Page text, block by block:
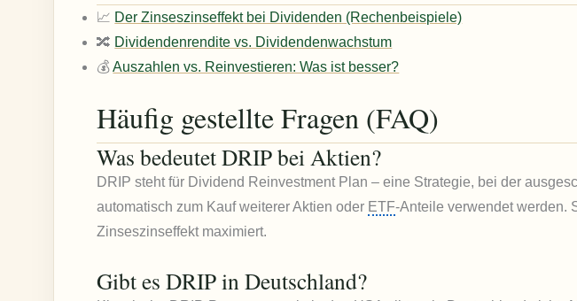
📈 Der Zinseszinseffekt bei Dividenden (Rechenbeispiele)
🔀 Dividendenrendite vs. Dividendenwachstum
💰Auszahlen vs. Reinvestieren: Was ist besser?
Häufig gestellte Fragen (FAQ)
Was bedeutet DRIP bei Aktien?
DRIP steht für Dividend Reinvestment Plan – eine Strategie, bei der
automatisch zum Kauf weiterer Aktien oder ETF-Anteile verwendet werden.
Zinseszinseffekt maximiert.
Gibt es DRIP in Deutschland?